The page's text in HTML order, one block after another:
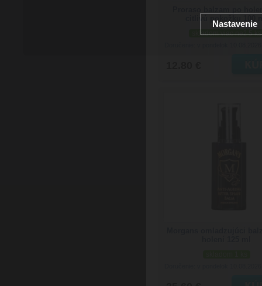
citlivú pokožku 100
skladom viac než 5 ks
Nastavenie